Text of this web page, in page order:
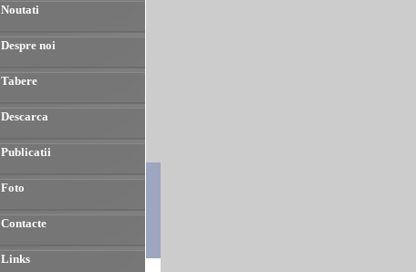
Noutati
Despre noi
Tabere
Descarca
Publicatii
Foto
Contacte
Links